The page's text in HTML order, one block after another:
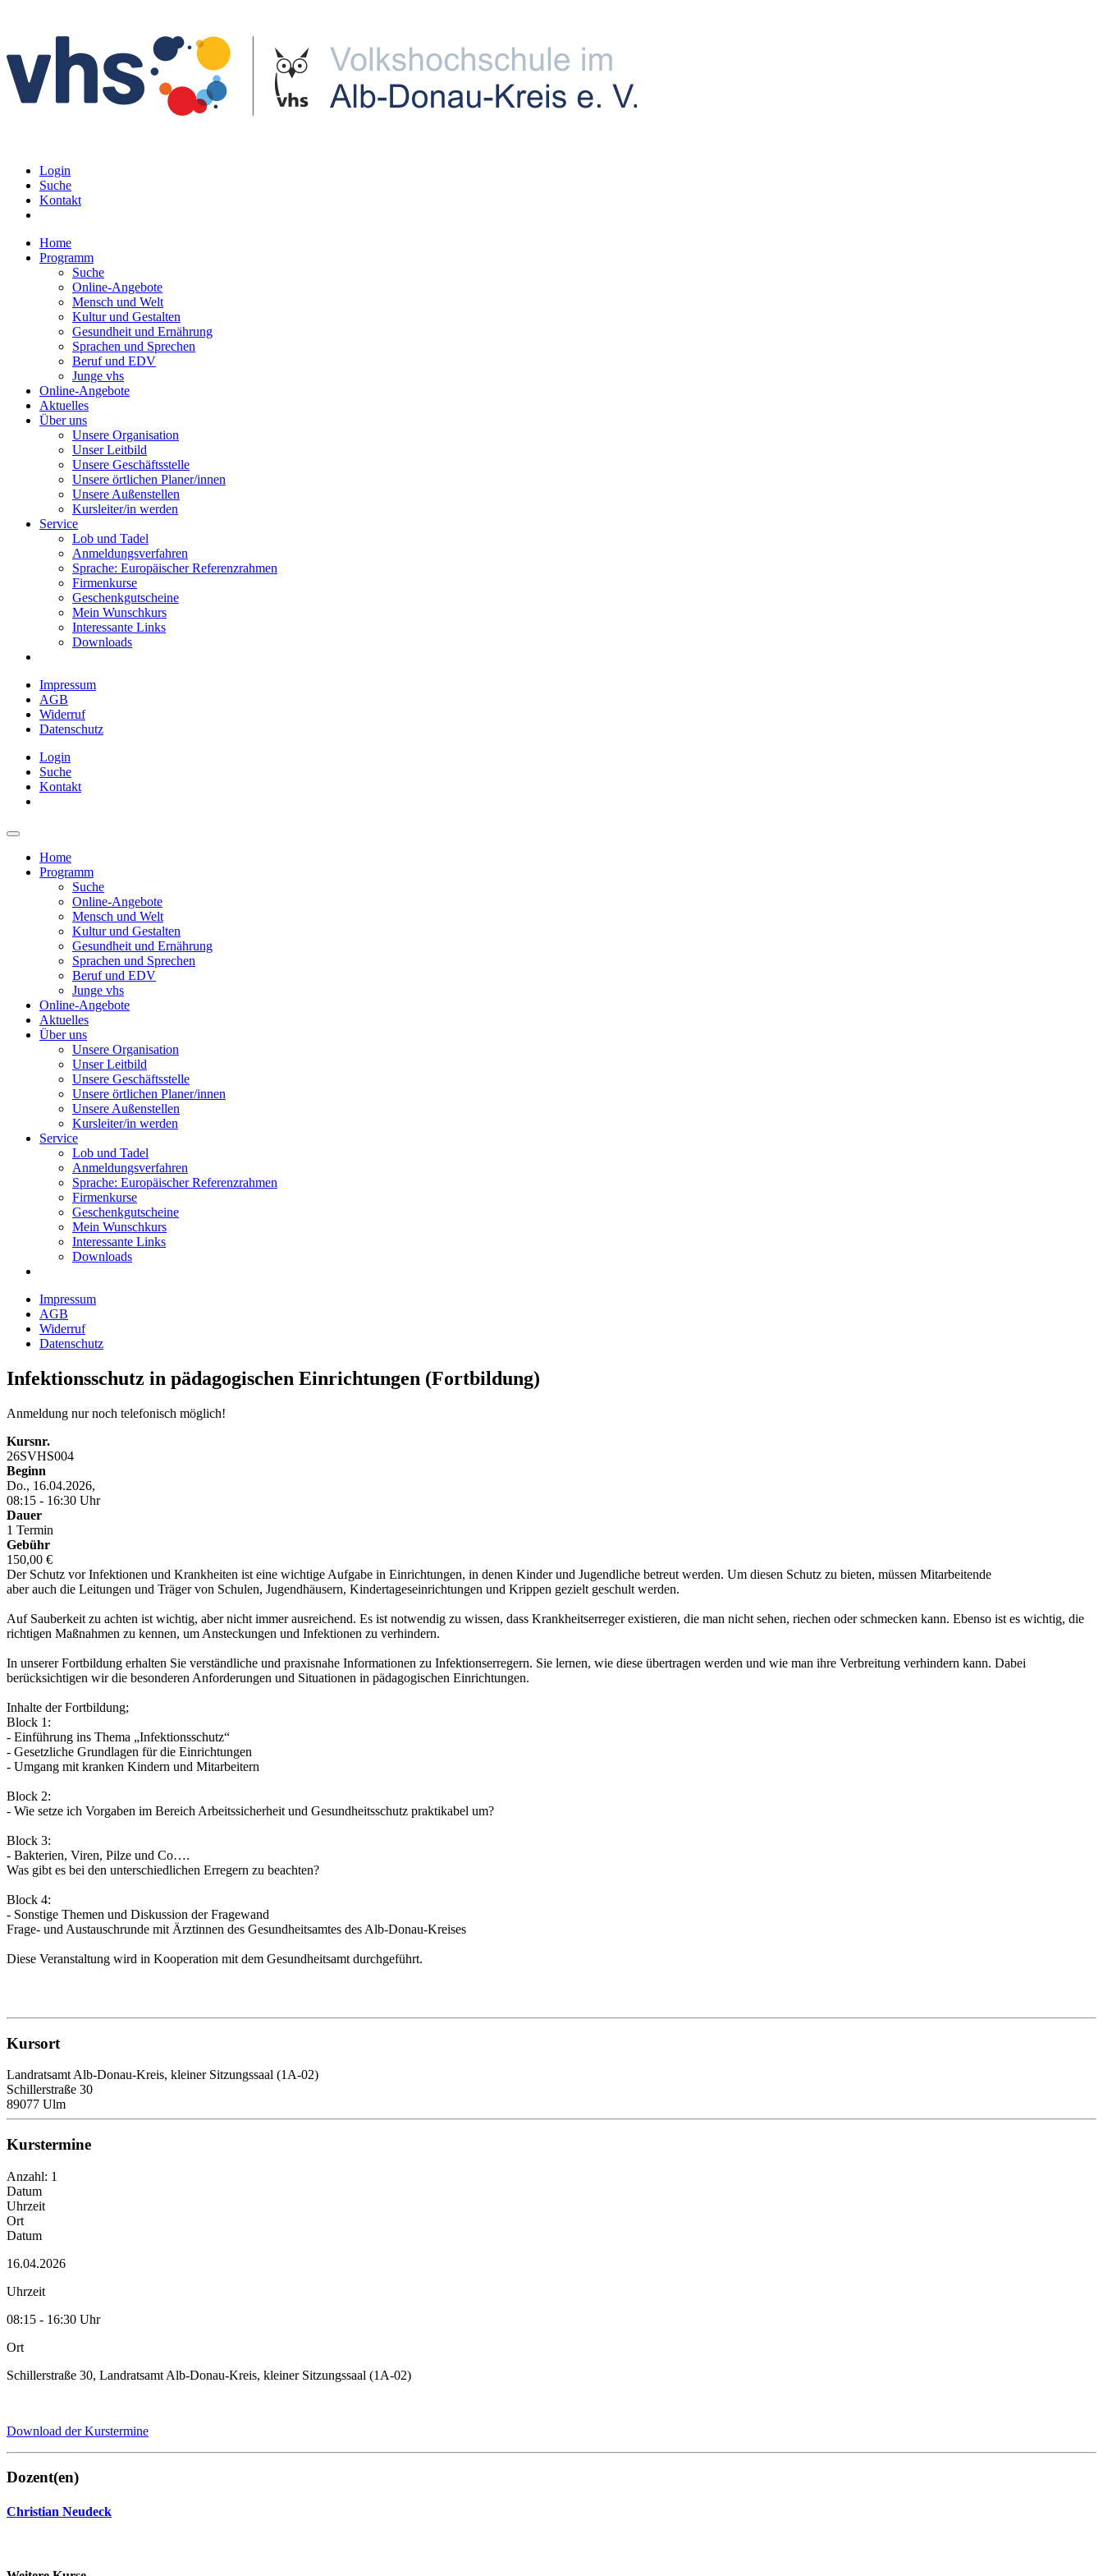
Login
Suche
Kontakt
Home
Programm
Suche
Online-Angebote
Mensch und Welt
Kultur und Gestalten
Gesundheit und Ernährung
Sprachen und Sprechen
Beruf und EDV
Junge vhs
Online-Angebote
Aktuelles
Über uns
Unsere Organisation
Unser Leitbild
Unsere Geschäftsstelle
Unsere örtlichen Planer/innen
Unsere Außenstellen
Kursleiter/in werden
Service
Lob und Tadel
Anmeldungsverfahren
Sprache: Europäischer Referenzrahmen
Firmenkurse
Geschenkgutscheine
Mein Wunschkurs
Interessante Links
Downloads
Impressum
AGB
Widerruf
Datenschutz
Login
Suche
Kontakt
Home
Programm
Suche
Online-Angebote
Mensch und Welt
Kultur und Gestalten
Gesundheit und Ernährung
Sprachen und Sprechen
Beruf und EDV
Junge vhs
Online-Angebote
Aktuelles
Über uns
Unsere Organisation
Unser Leitbild
Unsere Geschäftsstelle
Unsere örtlichen Planer/innen
Unsere Außenstellen
Kursleiter/in werden
Service
Lob und Tadel
Anmeldungsverfahren
Sprache: Europäischer Referenzrahmen
Firmenkurse
Geschenkgutscheine
Mein Wunschkurs
Interessante Links
Downloads
Impressum
AGB
Widerruf
Datenschutz
Infektionsschutz in pädagogischen Einrichtungen (Fortbildung)
Anmeldung nur noch telefonisch möglich!
Kursnr.
26SVHS004
Beginn
Do., 16.04.2026,
08:15 - 16:30 Uhr
Dauer
1 Termin
Gebühr
150,00 €
Der Schutz vor Infektionen und Krankheiten ist eine wichtige Aufgabe in Einrichtungen, in denen Kinder und Jugendliche betreut werden. Um diesen Schutz zu bieten, müssen Mitarbeitende
aber auch die Leitungen und Träger von Schulen, Jugendhäusern, Kindertageseinrichtungen und Krippen gezielt geschult werden.
Auf Sauberkeit zu achten ist wichtig, aber nicht immer ausreichend. Es ist notwendig zu wissen, dass Krankheitserreger existieren, die man nicht sehen, riechen oder schmecken kann. Ebenso ist es wichtig, die
richtigen Maßnahmen zu kennen, um Ansteckungen und Infektionen zu verhindern.
In unserer Fortbildung erhalten Sie verständliche und praxisnahe Informationen zu Infektionserregern. Sie lernen, wie diese übertragen werden und wie man ihre Verbreitung verhindern kann. Dabei
berücksichtigen wir die besonderen Anforderungen und Situationen in pädagogischen Einrichtungen.
Inhalte der Fortbildung;
Block 1:
- Einführung ins Thema „Infektionsschutz“
- Gesetzliche Grundlagen für die Einrichtungen
- Umgang mit kranken Kindern und Mitarbeitern
Block 2:
- Wie setze ich Vorgaben im Bereich Arbeitssicherheit und Gesundheitsschutz praktikabel um?
Block 3:
- Bakterien, Viren, Pilze und Co….
Was gibt es bei den unterschiedlichen Erregern zu beachten?
Block 4:
- Sonstige Themen und Diskussion der Fragewand
Frage- und Austauschrunde mit Ärztinnen des Gesundheitsamtes des Alb-Donau-Kreises
Diese Veranstaltung wird in Kooperation mit dem Gesundheitsamt durchgeführt.
Kursort
Landratsamt Alb-Donau-Kreis, kleiner Sitzungssaal (1A-02)
Schillerstraße 30
89077 Ulm
Kurstermine
Anzahl: 1
Datum
Uhrzeit
Ort
Datum
16.04.2026
Uhrzeit
08:15 - 16:30 Uhr
Ort
Schillerstraße 30, Landratsamt Alb-Donau-Kreis, kleiner Sitzungssaal (1A-02)
Download der Kurstermine
Dozent(en)
Christian Neudeck